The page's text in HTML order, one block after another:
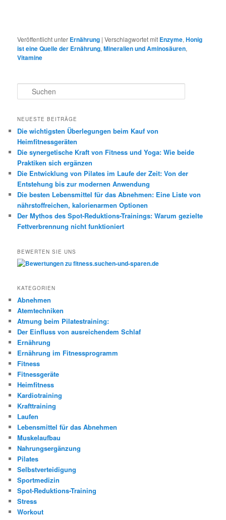
Veröffentlicht unter Ernährung |Verschlagwortet mit Enzyme,Honig
ist eine Quelle der Ernährung,Mineralien und Aminosäuren,
Vitamine
u
h
n
NEUESTE BEITRÄGE
Die wichtigsten Überlegungen beim Kauf von
Heimfitnessgeräten
Die synergetische Kraft von Fitness und Yoga: Wie beide
Praktiken sich ergänzen
Die Entwicklung von Pilates im Laufe der Zeit: Von der
Entstehung bis zur modernen Anwendung
Die besten Lebensmittel für das Abnehmen: Eine Liste von
nährstoffreichen, kalorienarmen Optionen
Der Mythos des Spot-Reduktions-Trainings: Warum gezielte
Fettverbrennung nicht funktioniert
BEWERTEN SIE UNS
KATEGORIEN
Abnehmen
Atemtechniken
Atmung beim Pilatestraining:
Der Einfluss von ausreichendem Schlaf
Ernährung
Ernährung im Fitnessprogramm
Fitness
Fitnessgeräte
Heimfitness
Kardiotraining
Krafttraining
Laufen
Lebensmittel für das Abnehmen
Muskelaufbau
Nahrungsergänzung
Pilates
Selbstverteidigung
Sportmedizin
Spot-Reduktions-Training
Stress
Workout